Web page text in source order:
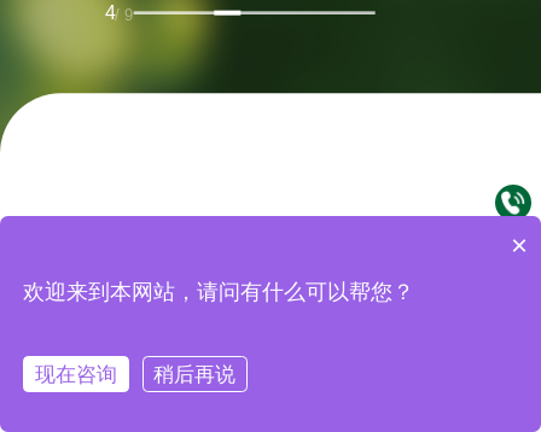
4/ 9
散点图
×
欢迎来到本网站，请问有什么可以帮您？
现在咨询 稍后再说